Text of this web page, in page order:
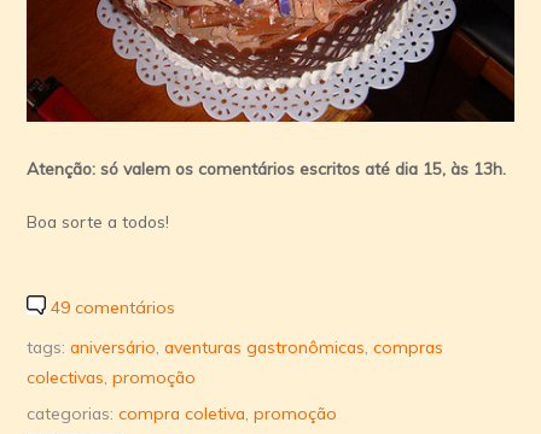
Atenção: só valem os comentários escritos até dia 15, às 13h.
Boa sorte a todos!
49 comentários
tags:aniversário ,aventuras gastronômicas ,compras
colectivas ,promoção
categorias:compra coletiva ,promoção